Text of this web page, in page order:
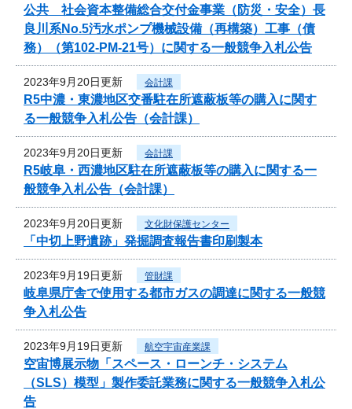
公共 社会資本整備総合交付金事業（防災・安全）長
良川系No.5汚水ポンプ機械設備（再構築）工事（債
務）（第102-PM-21号）に関する一般競争入札公告
2023年9月20日更新 会計課
R5中濃・東濃地区交番駐在所遮蔽板等の購入に関す
る一般競争入札公告（会計課）
2023年9月20日更新 会計課
R5岐阜・西濃地区駐在所遮蔽板等の購入に関する一
般競争入札公告（会計課）
2023年9月20日更新 文化財保護センター
「中切上野遺跡」発掘調査報告書印刷製本
2023年9月19日更新 管財課
岐阜県庁舎で使用する都市ガスの調達に関する一般競
争入札公告
2023年9月19日更新 航空宇宙産業課
空宙博展示物「スペース・ローンチ・システム
（SLS）模型」製作委託業務に関する一般競争入札公
告